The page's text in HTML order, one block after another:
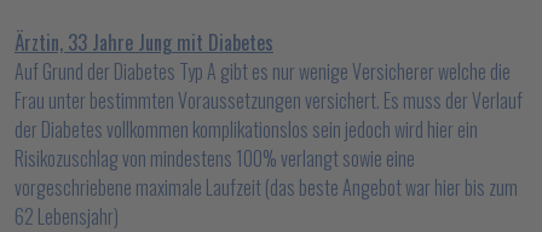
Ärztin, 33 Jahre Jung mit Diabetes
Auf Grund der Diabetes Typ A gibt es nur wenige Versicherer welche die
Frau unter bestimmten Voraussetzungen versichert. Es muss der Verlauf
der Diabetes vollkommen komplikationslos sein jedoch wird hier ein
Risikozuschlag von mindestens 100% verlangt sowie eine
vorgeschriebene maximale Laufzeit (das beste Angebot war hier bis zum
62 Lebensjahr)